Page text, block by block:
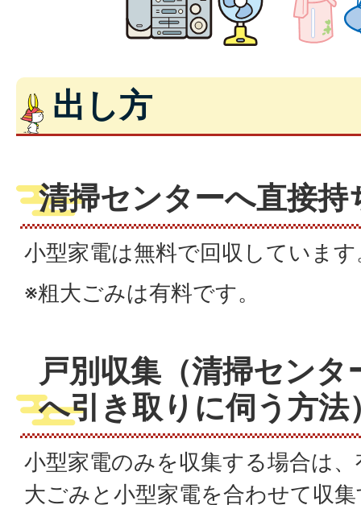
出し方
清掃センターへ直接持
小型家電は無料で回収しています
※粗大ごみは有料です。
戸別収集（清掃セン
へ引き取りに伺う方法
小型家電のみを収集する場合は
大ごみと小型家電を合わせて収